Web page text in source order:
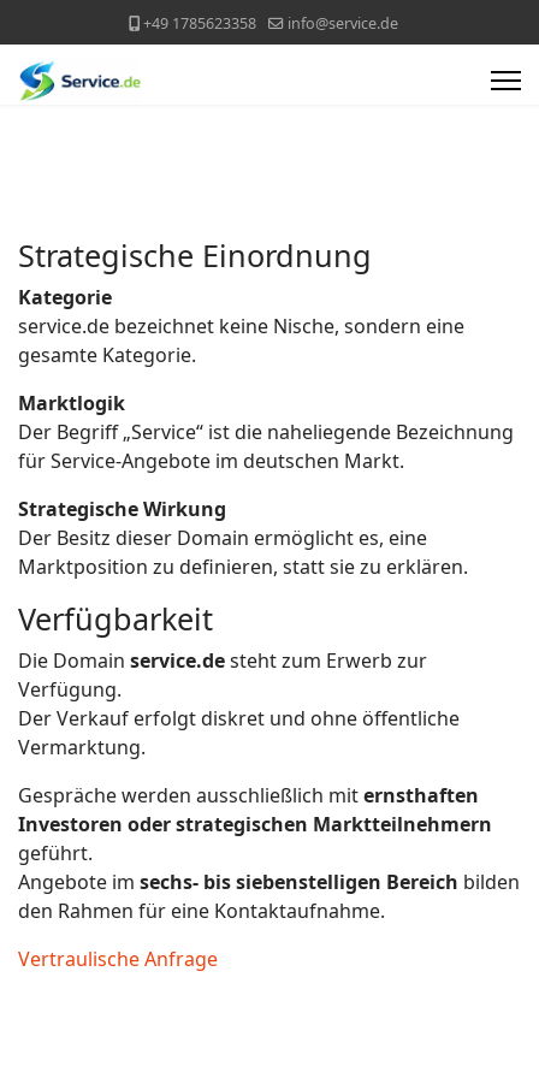
+49 1785623358 info@service.de
Strategische Einordnung
Kategorie
service.de bezeichnet keine Nische, sondern eine
gesamte Kategorie.
Marktlogik
Der Begriff „Service“ ist die naheliegende Bezeichnung
für Service-Angebote im deutschen Markt.
Strategische Wirkung
Der Besitz dieser Domain ermöglicht es, eine
Marktposition zu definieren, statt sie zu erklären.
Verfügbarkeit
Die Domain service.desteht zum Erwerb zur
Verfügung.
Der Verkauf erfolgt diskret und ohne öffentliche
Vermarktung.
Gespräche werden ausschließlich miternsthaften
Investoren oder strategischen Marktteilnehmern
geführt.
Angebote im sechs- bis siebenstelligen Bereich bilden
den Rahmen für eine Kontaktaufnahme.
Vertraulische Anfrage